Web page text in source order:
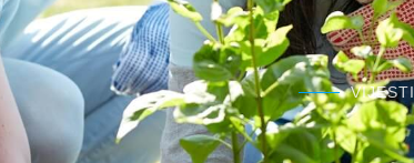
VIJESTI